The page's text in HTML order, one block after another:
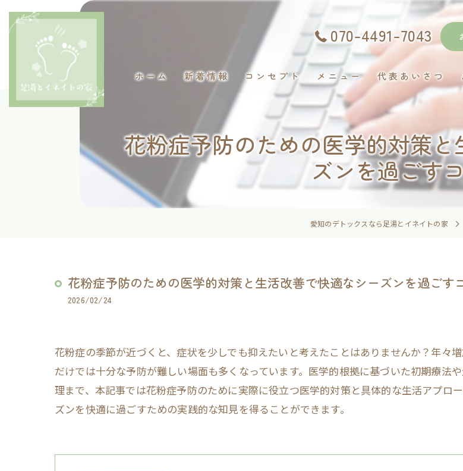
070-4491-7043
ホーム 新着情報 コンセプト メニュー 代表あいさつ
花粉症予防のための医学的対策
ズンを過ごす
愛知のデトックスなら足湯とイネイトの家
花粉症予防のための医学的対策と生活改善で快適なシーズンを過ごす
2026/02/24
花粉症の季節が近づくと、症状を少しでも抑えたいと考えたことはありませんか？年々
だけでは十分な予防が難しい場面も多くなっています。医学的根拠に基づいた初期療法
理まで、本記事では花粉症予防のために実際に役立つ医学的対策と具体的な生活アプロ
ズンを快適に過ごすための実践的な知見を得ることができます。